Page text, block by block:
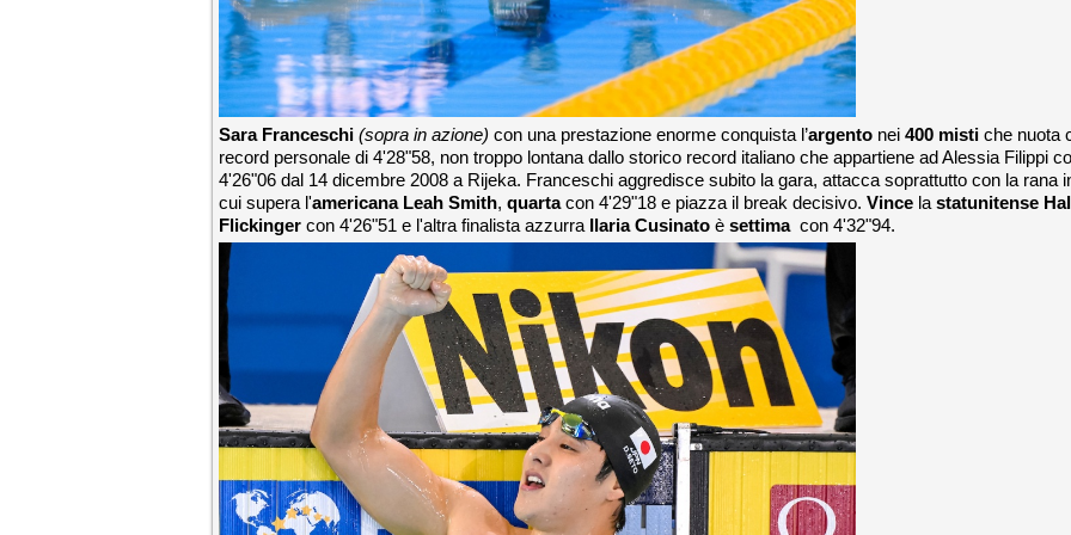
Sara Franceschi (sopra in azione) con una prestazione enorme conquista l’argento nei 400 misti che nuota
record personale di 4'28"58, non troppo lontana dallo storico record italiano che appartiene ad Alessia Filippi
4'26"06 dal 14 dicembre 2008 a Rijeka. Franceschi aggredisce subito la gara, attacca soprattutto con la rana
cui supera l'americana Leah Smith, quartacon 4'29"18 e piazza il break decisivo. Vince la statunitense
Flickinger con 4'26"51 e l'altra finalista azzurra Ilaria Cusinato è settimacon 4'32"94.